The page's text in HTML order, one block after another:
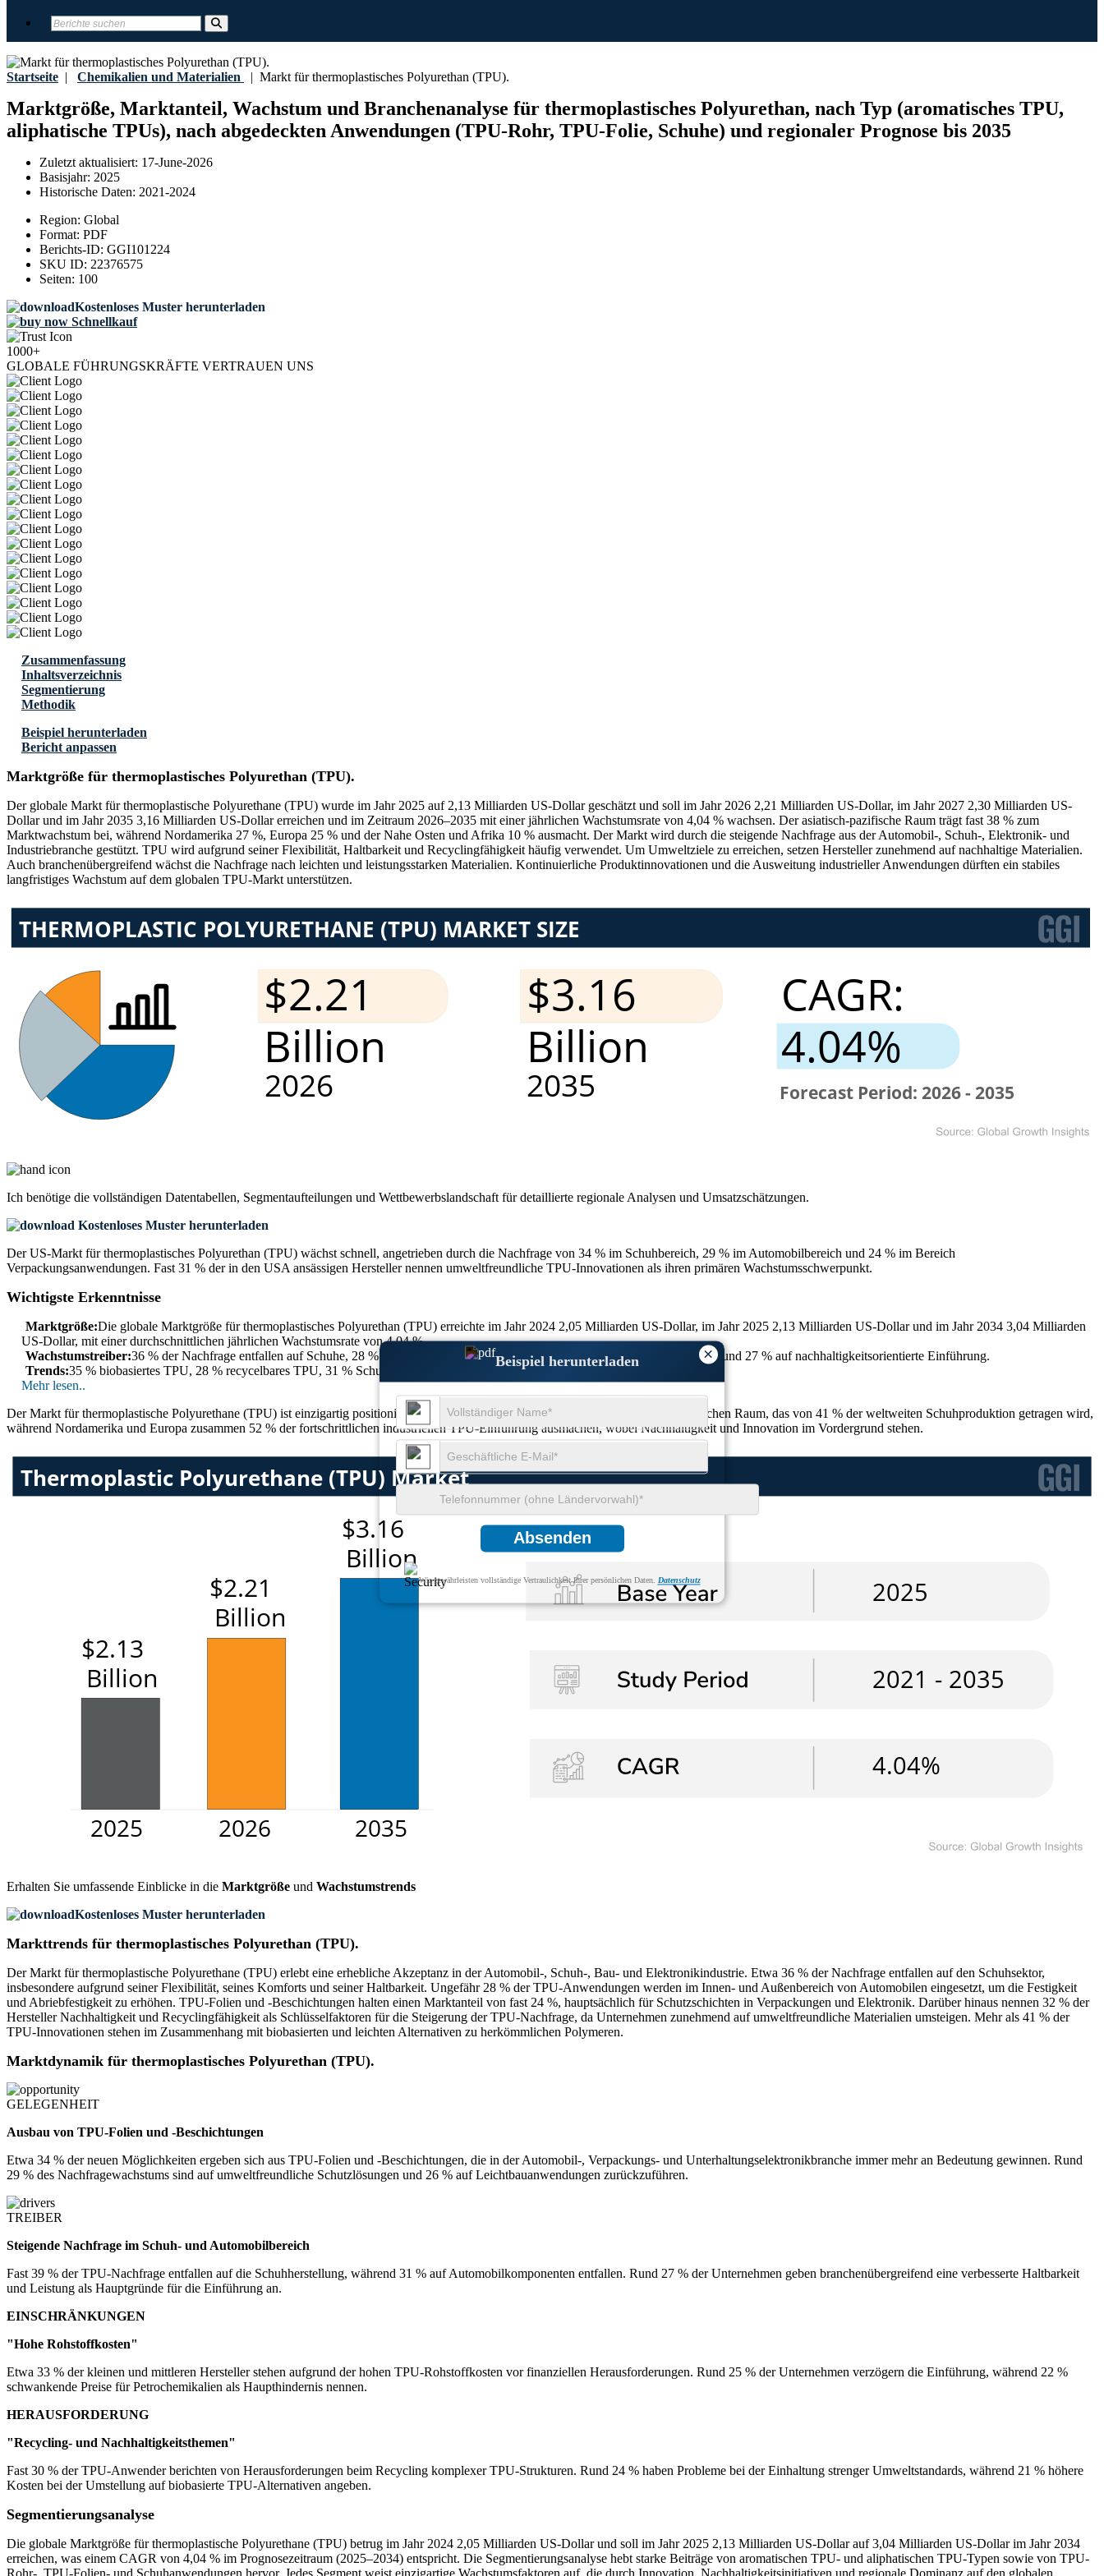
Startseite | Chemikalien und Materialien | Markt für thermoplastisches Polyurethan (TPU).
Marktgröße, Marktanteil, Wachstum und Branchenanalyse für thermoplastisches Polyurethan, nach Typ (aromatisches TPU,
aliphatische TPUs), nach abgedeckten Anwendungen (TPU-Rohr, TPU-Folie, Schuhe) und regionaler Prognose bis 2035
Zuletzt aktualisiert: 17-June-2026
Basisjahr: 2025
Historische Daten: 2021-2024
Region: Global
Format: PDF
Berichts-ID: GGI101224
SKU ID: 22376575
Seiten: 100
Kostenloses Muster herunterladen
Schnellkauf
1000+
GLOBALE FÜHRUNGSKRÄFTE VERTRAUEN UNS
×
Beispiel herunterladen
Absenden
Wir gewährleisten vollständige Vertraulichkeit Ihrer persönlichen Daten. Datenschutz
Zusammenfassung
Inhaltsverzeichnis
Segmentierung
Methodik
Beispiel herunterladen
Bericht anpassen
Marktgröße für thermoplastisches Polyurethan (TPU).
Der globale Markt für thermoplastische Polyurethane (TPU) wurde im Jahr 2025 auf 2,13 Milliarden US-Dollar geschätzt und soll im Jahr 2026 2,21 Milliarden US-Dollar, im Jahr 2027 2,30 Milliarden US-
Dollar und im Jahr 2035 3,16 Milliarden US-Dollar erreichen und im Zeitraum 2026–2035 mit einer jährlichen Wachstumsrate von 4,04 % wachsen. Der asiatisch-pazifische Raum trägt fast 38 % zum
Marktwachstum bei, während Nordamerika 27 %, Europa 25 % und der Nahe Osten und Afrika 10 % ausmacht. Der Markt wird durch die steigende Nachfrage aus der Automobil-, Schuh-, Elektronik- und
Industriebranche gestützt. TPU wird aufgrund seiner Flexibilität, Haltbarkeit und Recyclingfähigkeit häufig verwendet. Um Umweltziele zu erreichen, setzen Hersteller zunehmend auf nachhaltige Materialien.
Auch branchenübergreifend wächst die Nachfrage nach leichten und leistungsstarken Materialien. Kontinuierliche Produktinnovationen und die Ausweitung industrieller Anwendungen dürften ein stabiles
langfristiges Wachstum auf dem globalen TPU-Markt unterstützen.
Ich benötige die vollständigen Datentabellen, Segmentaufteilungen und Wettbewerbslandschaft für detaillierte regionale Analysen und Umsatzschätzungen.
Kostenloses Muster herunterladen
Der US-Markt für thermoplastisches Polyurethan (TPU) wächst schnell, angetrieben durch die Nachfrage von 34 % im Schuhbereich, 29 % im Automobilbereich und 24 % im Bereich
Verpackungsanwendungen. Fast 31 % der in den USA ansässigen Hersteller nennen umweltfreundliche TPU-Innovationen als ihren primären Wachstumsschwerpunkt.
Wichtigste Erkenntnisse
Marktgröße:Die globale Marktgröße für thermoplastisches Polyurethan (TPU) erreichte im Jahr 2024 2,05 Milliarden US-Dollar, im Jahr 2025 2,13 Milliarden US-Dollar und im Jahr 2034 3,04 Milliarden
US-Dollar, mit einer durchschnittlichen jährlichen Wachstumsrate von 4,04 %.
Wachstumstreiber:36 % der Nachfrage entfallen auf Schuhe, 28 % auf die Automobilindustrie, 24 % auf Folien und Beschichtungen und 27 % auf nachhaltigkeitsorientierte Einführung.
Trends:35 % biobasiertes TPU, 28 % recycelbares TPU, 31 % Schuhinnovationen und 24 % Fortschritte bei medizinischem TPU.
Mehr lesen..
Der Markt für thermoplastische Polyurethane (TPU) ist einzigartig positioniert und verzeichnet ein hohes Wachstum im asiatisch-pazifischen Raum, das von 41 % der weltweiten Schuhproduktion getragen wird,
während Nordamerika und Europa zusammen 52 % der fortschrittlichen industriellen TPU-Einführung ausmachen, wobei Nachhaltigkeit und Innovation im Vordergrund stehen.
Erhalten Sie umfassende Einblicke in die Marktgröße und Wachstumstrends
Kostenloses Muster herunterladen
Markttrends für thermoplastisches Polyurethan (TPU).
Der Markt für thermoplastische Polyurethane (TPU) erlebt eine erhebliche Akzeptanz in der Automobil-, Schuh-, Bau- und Elektronikindustrie. Etwa 36 % der Nachfrage entfallen auf den Schuhsektor,
insbesondere aufgrund seiner Flexibilität, seines Komforts und seiner Haltbarkeit. Ungefähr 28 % der TPU-Anwendungen werden im Innen- und Außenbereich von Automobilen eingesetzt, um die Festigkeit
und Abriebfestigkeit zu erhöhen. TPU-Folien und -Beschichtungen halten einen Marktanteil von fast 24 %, hauptsächlich für Schutzschichten in Verpackungen und Elektronik. Darüber hinaus nennen 32 % der
Hersteller Nachhaltigkeit und Recyclingfähigkeit als Schlüsselfaktoren für die Steigerung der TPU-Nachfrage, da Unternehmen zunehmend auf umweltfreundliche Materialien umsteigen. Mehr als 41 % der
TPU-Innovationen stehen im Zusammenhang mit biobasierten und leichten Alternativen zu herkömmlichen Polymeren.
Marktdynamik für thermoplastisches Polyurethan (TPU).
GELEGENHEIT
Ausbau von TPU-Folien und -Beschichtungen
Etwa 34 % der neuen Möglichkeiten ergeben sich aus TPU-Folien und -Beschichtungen, die in der Automobil-, Verpackungs- und Unterhaltungselektronikbranche immer mehr an Bedeutung gewinnen. Rund
29 % des Nachfragewachstums sind auf umweltfreundliche Schutzlösungen und 26 % auf Leichtbauanwendungen zurückzuführen.
TREIBER
Steigende Nachfrage im Schuh- und Automobilbereich
Fast 39 % der TPU-Nachfrage entfallen auf die Schuhherstellung, während 31 % auf Automobilkomponenten entfallen. Rund 27 % der Unternehmen geben branchenübergreifend eine verbesserte Haltbarkeit
und Leistung als Hauptgründe für die Einführung an.
EINSCHRÄNKUNGEN
"Hohe Rohstoffkosten"
Etwa 33 % der kleinen und mittleren Hersteller stehen aufgrund der hohen TPU-Rohstoffkosten vor finanziellen Herausforderungen. Rund 25 % der Unternehmen verzögern die Einführung, während 22 %
schwankende Preise für Petrochemikalien als Haupthindernis nennen.
HERAUSFORDERUNG
"Recycling- und Nachhaltigkeitsthemen"
Fast 30 % der TPU-Anwender berichten von Herausforderungen beim Recycling komplexer TPU-Strukturen. Rund 24 % haben Probleme bei der Einhaltung strenger Umweltstandards, während 21 % höhere
Kosten bei der Umstellung auf biobasierte TPU-Alternativen angeben.
Segmentierungsanalyse
Die globale Marktgröße für thermoplastische Polyurethane (TPU) betrug im Jahr 2024 2,05 Milliarden US-Dollar und soll im Jahr 2025 2,13 Milliarden US-Dollar auf 3,04 Milliarden US-Dollar im Jahr 2034
erreichen, was einem CAGR von 4,04 % im Prognosezeitraum (2025–2034) entspricht. Die Segmentierungsanalyse hebt starke Beiträge von aromatischen TPU- und aliphatischen TPU-Typen sowie von TPU-